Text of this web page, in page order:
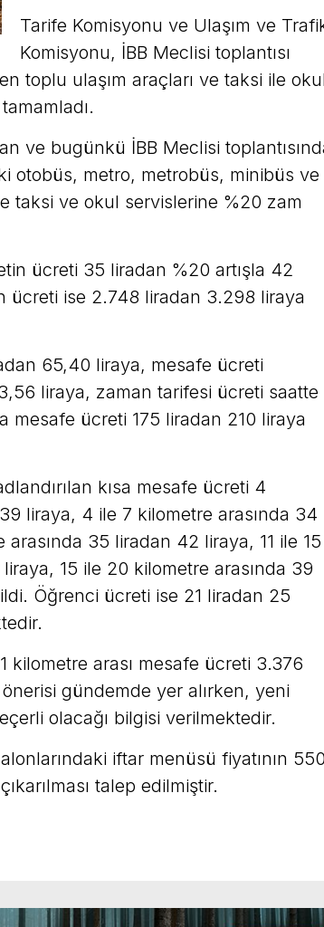
Tarife Komisyonu ve Ulaşım ve
Komisyonu, İBB Meclisi toplantısı
toplu ulaşım araçları ve taksi ile okul
ve bugünkü İBB Meclisi
otobüs, metro, metrobüs, minibüs ve
taksi ve okul servislerine %20 zam
ücreti 35 liradan %20 artışla 42
ücreti ise 2.748 liradan 3.298 liraya
65,40 liraya, mesafe ücreti
liraya, zaman tarifesi ücreti saatte
mesafe ücreti 175 liradan 210 liraya
kısa mesafe ücreti 4
liraya, 4 ile 7 kilometre arasında 34
35 liradan 42 liraya, 11 ile 15
15 ile 20 kilometre arasında 39
Öğrenci ücreti ise 21 liradan 25
kilometre arası mesafe ücreti 3.376
gündemde yer alırken, yeni
olacağı bilgisi verilmektedir.
iftar menüsü fiyatının 550
talep edilmiştir.